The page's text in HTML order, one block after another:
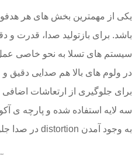
یکی از مهمترین بخش های هر
باشد. برای بازتولید صدا، قدرت و
سیستم های تسلا به نحو خاصی
برای جلوگیری از ارتعاشات
سه لایه استفاده شده و پارچه ی
به وجود آمدن distortion در صدا جلوگیری می کند